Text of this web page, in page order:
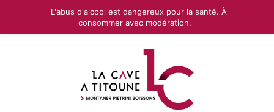
L'abus d'alcool est dangereux pour la santé. À
consommer avec modération.